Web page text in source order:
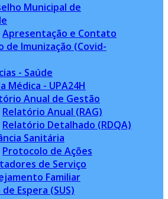
Municipal de
Apresentação e Contato
de Imunização (Covid-
- Saúde
Médica - UPA24H
Anual de Gestão
Relatório Anual (RAG)
Relatório Detalhado (RDQA)
Sanitária
Protocolo de Ações
de Serviço
Familiar
Espera (SUS)